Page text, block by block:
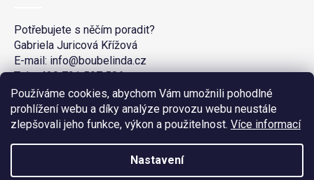
Používáme cookies, abychom Vám umožnili pohodlné
prohlížení webu a díky analýze provozu webu neustále
zlepšovali jeho funkce, výkon a použitelnost. Více informací
Nastavení
Potřebujete s něčím poradit?
Gabriela Juricová Křížová
E-mail: info@boubelinda.cz
Tel. +420 721 507 506